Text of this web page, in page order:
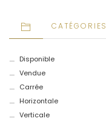
CATÉGORIES
Disponible
Vendue
Carrée
Horizontale
Verticale